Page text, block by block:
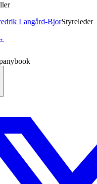
Langård-BjorStyreleder